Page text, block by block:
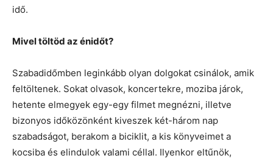
idő.
Mivel töltöd az énidőt?
Szabadidőmben leginkább olyan dolgokat csinálok, amik
feltöltenek. Sokat olvasok, koncertekre, moziba járok,
hetente elmegyek egy-egy filmet megnézni, illetve
bizonyos időközönként kiveszek két-három nap
szabadságot, berakom a biciklit, a kis könyveimet a
kocsiba és elindulok valami céllal. Ilyenkor eltűnök,